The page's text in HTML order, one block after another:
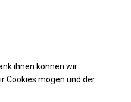
herunter
ihnen können wir
Cookies mögen und der